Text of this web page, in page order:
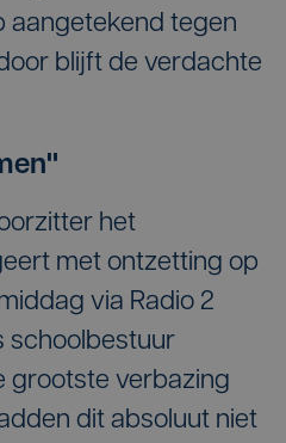
aangetekend tegen
blijft de verdachte
het
met ontzetting op
via Radio 2
schoolbestuur
grootste verbazing
dit absoluut niet